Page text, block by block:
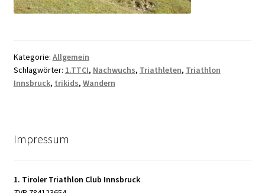
Kategorie: Allgemein
Schlagwörter: 1.TTCI, Nachwuchs, Triathleten, Triathlon
Innsbruck, trikids, Wandern
Impressum
1. Tiroler Triathlon Club Innsbruck